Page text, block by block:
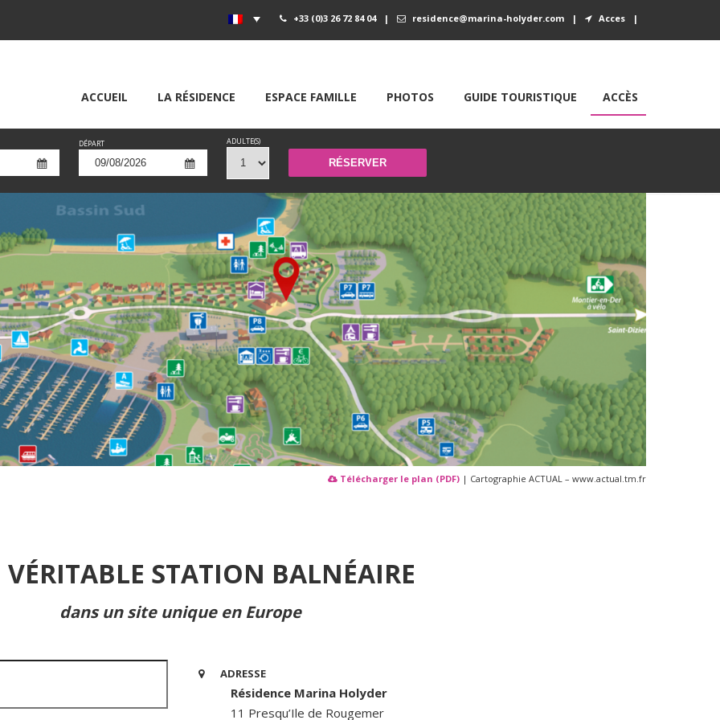
+33 (0)3 26 72 84 04 | residence@marina-holyder.com | Acces |
ACCUEIL LA RÉSIDENCE ESPACE FAMILLE PHOTOS GUIDE TOURISTIQUE ACCÈS
DÉPART ADULTE(S)
Télécharger le plan (PDF) | Cartographie ACTUAL – www.actual.tm.fr
STATION BALNÉAIRE
dans un site unique en Europe
ADRESSE
Résidence Marina Holyder
11 Presqu’Ile de Rougemer